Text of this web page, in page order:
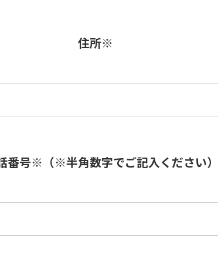
住所※
番号※ （※半角数字でご記入ください）